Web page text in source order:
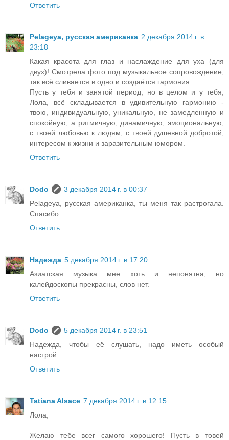
Ответить
Pelageya, русская американка 2 декабря 2014 г. в
23:18
Какая красота для глаз и наслаждение для уха (для
двух)! Смотрела фото под музыкальное сопровождение,
так всё сливается в одно и создаётся гармония.
Пусть у тебя и занятой период, но в целом и у тебя,
Лола, всё складывается в удивительную гармонию -
твою, индивидуальную, уникальную, не замедленную и
спокойную, а ритмичную, динамичную, эмоциональную,
с твоей любовью к людям, с твоей душевной добротой,
интересом к жизни и заразительным юмором.
Ответить
Dodo
3 декабря 2014 г. в 00:37
Pelageya, русская американка, ты меня так растрогала.
Спасибо.
Ответить
Надежда 5 декабря 2014 г. в 17:20
Азиатская музыка мне хоть и непонятна, но
калейдоскопы прекрасны, слов нет.
Ответить
Dodo
5 декабря 2014 г. в 23:51
Надежда, чтобы её слушать, надо иметь особый
настрой.
Ответить
Tatiana Alsace 7 декабря 2014 г. в 12:15
Лола,
Желаю тебе всег самого хорошего! Пусть в товей